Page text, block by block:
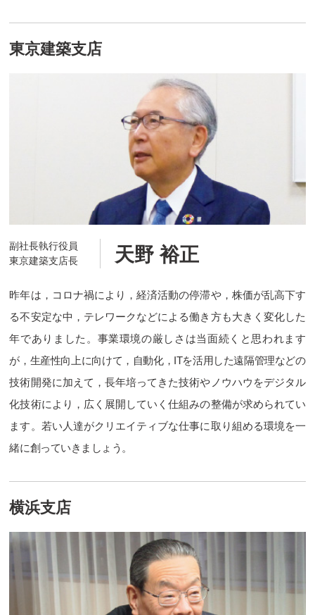
東京建築支店
副社長執行役員
東京建築支店長
天野 裕正
昨年は，コロナ禍により，経済活動の停滞や，株価が乱高下す
る不安定な中，テレワークなどによる働き方も大きく変化した
年でありました。事業環境の厳しさは当面続くと思われます
が，生産性向上に向けて，自動化，ITを活用した遠隔管理などの
技術開発に加えて，長年培ってきた技術やノウハウをデジタル
化技術により，広く展開していく仕組みの整備が求められてい
ます。若い人達がクリエイティブな仕事に取り組める環境を一
緒に創っていきましょう。
横浜支店